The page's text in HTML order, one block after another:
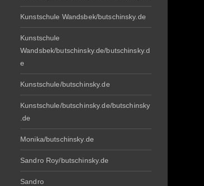
Kunstschule Wandsbek/butschinsky.de
Kunstschule
Wandsbek/butschinsky.de/butschinsky.d
e
Kunstschule/butschinsky.de
Kunstschule/butschinsky.de/butschinsky
.de
Monika/butschinsky.de
Sandro Roy/butschinsky.de
Sandro